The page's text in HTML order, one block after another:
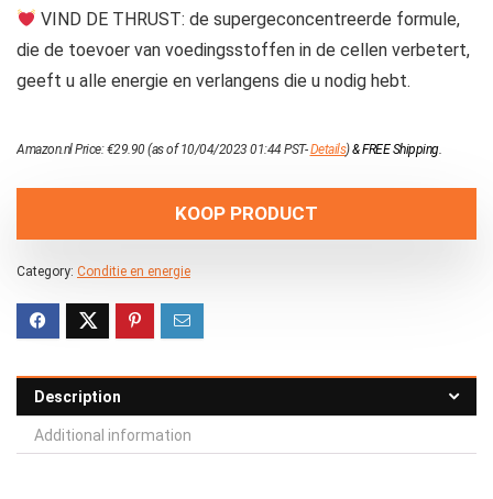
VIND DE THRUST: de supergeconcentreerde formule,
die de toevoer van voedingsstoffen in de cellen verbetert,
geeft u alle energie en verlangens die u nodig hebt.
Amazon.nl Price:€29.90(as of 10/04/2023 01:44 PST-Details)&FREE Shipping.
KOOP PRODUCT
Category: Conditie en energie
Description
Additional information